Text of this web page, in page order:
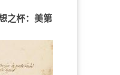
之杯：美第